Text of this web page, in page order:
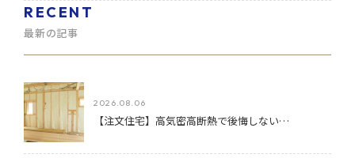
RECENT
最新の記事
2026.08.06
【注文住宅】高気密高断熱で後悔しない…